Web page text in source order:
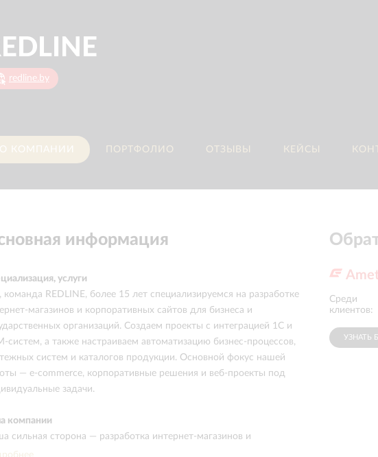
redline.by
О КОМПАНИИ ПОРТФОЛИО ОТЗЫВЫ КЕЙСЫ
информация
услуги
REDLINE, более 15 лет специализируемся на разработке
магазинов и корпоративных сайтов для бизнеса и
организаций. Создаем проекты с интеграцией 1С и
систем, а также настраиваем автоматизацию бизнес-процессов,
систем и каталогов продукции. Основной фокус нашей
— e-commerce, корпоративные решения и веб-проекты под
задачи.
компании
сильная сторона — разработка интернет-магазинов и
сайтов с глубокой автоматизацией процессов и
Среди
клиентов:
УЗНАТЬ